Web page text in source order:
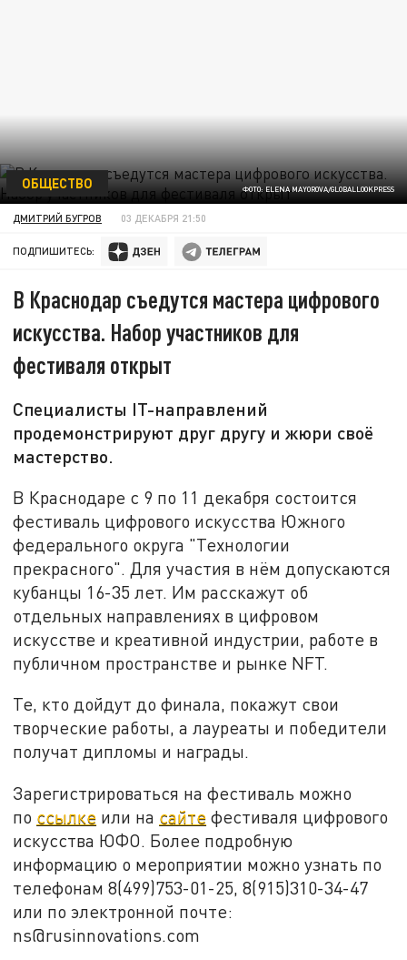
ФОТО: ELENA MAYOROVA/GLOBALLOOKPRESS
ОБЩЕСТВО
ДМИТРИЙ БУГРОВ 03 ДЕКАБРЯ 21:50
ПОДПИШИТЕСЬ:
В Краснодар съедутся мастера цифрового
искусства. Набор участников для
фестиваля открыт
Специалисты IT-направлений
продемонстрируют друг другу и жюри своё
мастерство.
В Краснодаре с 9 по 11 декабря состоится
фестиваль цифрового искусства Южного
федерального округа "Технологии
прекрасного". Для участия в нём допускаются
кубанцы 16-35 лет. Им расскажут об
отдельных направлениях в цифровом
искусстве и креативной индустрии, работе в
публичном пространстве и рынке NFT.
Те, кто дойдут до финала, покажут свои
творческие работы, а лауреаты и победители
получат дипломы и награды.
Зарегистрироваться на фестиваль можно
по ссылке или на сайте фестиваля цифрового
искусства ЮФО. Более подробную
информацию о мероприятии можно узнать по
телефонам 8(499)753-01-25, 8(915)310-34-47
или по электронной почте:
ns@rusinnovations.com